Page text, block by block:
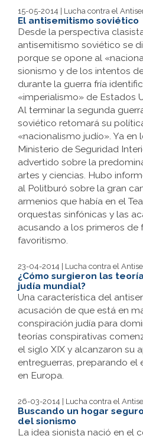
15-05-2014 | Lucha contra el
El antisemitismo soviético
Desde la perspectiva
antisemitismo soviético se
porque se opone al
sionismo y de los intentos
durante la guerra fría
«imperialismo» de Estados
Al terminar la segunda
soviético retomará su
«nacionalismo judío». Ya en
Ministerio de Seguridad
advertido sobre la
artes y ciencias. Hubo
al Politburó sobre la gran
armenios que había en el
orquestas sinfónicas y las
acusando a los primeros de
favoritismo.
23-04-2014 | Lucha contra el
¿Cómo surgieron las
judía mundial?
Una característica del
acusación de que está en
conspiración judía para
teorías conspirativas
el siglo XIX y alcanzaron su
entreguerras, preparando el
en Europa.
26-03-2014 | Lucha contra el
Buscando un hogar
del sionismo
La idea sionista nació en el